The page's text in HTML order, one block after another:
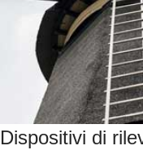
Dispositivi di